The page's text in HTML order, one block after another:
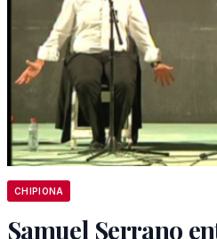
CHIPIONA
Samuel Serrano